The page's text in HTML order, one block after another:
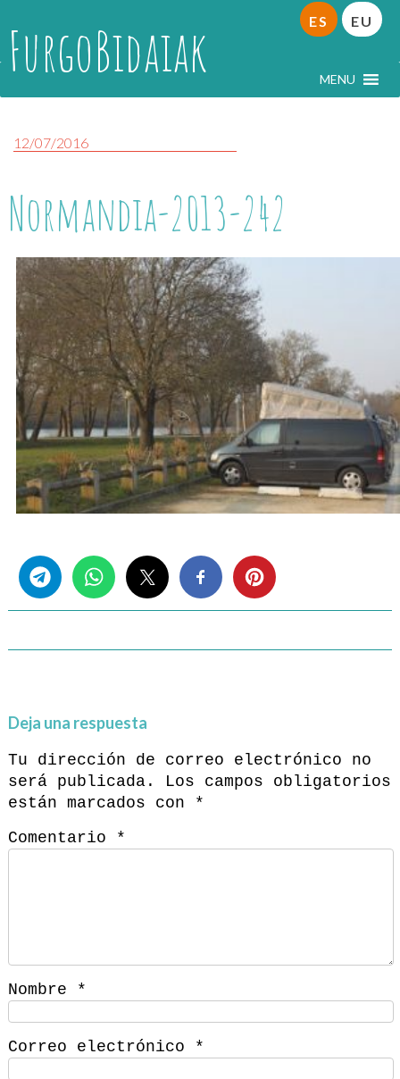
FurgoBidaiak MENU
ES EU
12/07/2016
Normandia-2013-242
Deja una respuesta
Tu dirección de correo electrónico no
será publicada.
Los campos obligatorios
están marcados con
*
Comentario
*
Nombre *
Correo electrónico *